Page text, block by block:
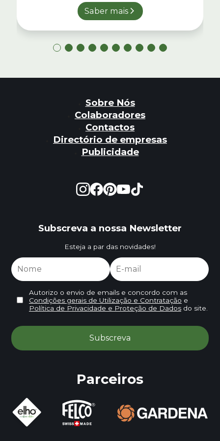
Saber mais
Sobre Nós
Colaboradores
Contactos
Directório de empresas
Publicidade
Subscreva a nossa Newsletter
Esteja a par das novidades!
Autorizo o envio de emails e concordo com as
Condições gerais de Utilização e Contratação e
Política de Privacidade e Proteção de Dadosdo site.
Parceiros